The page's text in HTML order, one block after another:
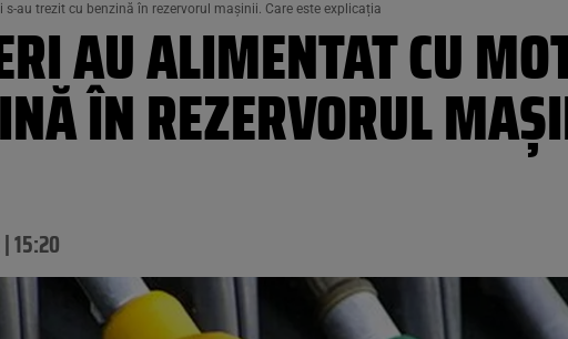
au trezit cu benzină în rezervorul mașinii. Care este explicația
AU ALIMENTAT CU
ÎN REZERVORUL
15:20